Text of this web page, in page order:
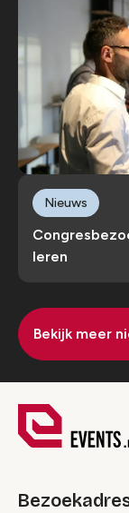
leren
Nieuws
Bekijk meer